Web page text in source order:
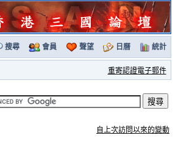
搜尋 會員 聲望 日曆 統計
重寄認證電子郵件
自上次訪問以來的變動